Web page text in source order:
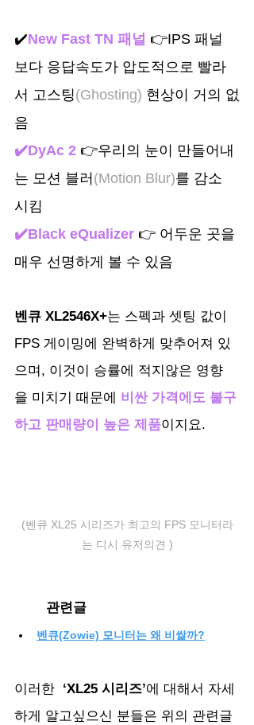
✔️New Fast TN 패널 👉IPS 패널
보다 응답속도가 압도적으로 빨라
서 고스팅(Ghosting) 현상이 거의 없
음
✔️DyAc 2 👉우리의 눈이 만들어내
는 모션 블러 (Motion Blur)를 감소
시킴
✔️Black eQualizer 👉 어두운 곳을
매우 선명하게 볼 수 있음
벤큐 XL2546X+는 스펙과 셋팅 값이
FPS 게이밍에 완벽하게 맞추어져 있
으며, 이것이 승률에 적지않은 영향
을 미치기 때문에 비싼 가격에도 불구
하고 판매량이 높은 제품이지요.
(벤큐 XL25 시리즈가 최고의 FPS 모니터라
는 디시 유저의견 )
	관련글
벤큐(Zowie) 모니터는 왜 비쌀까?
이러한 ‘XL25 시리즈’에 대해서 자세
하게 알고싶으신 분들은 위의 관련글